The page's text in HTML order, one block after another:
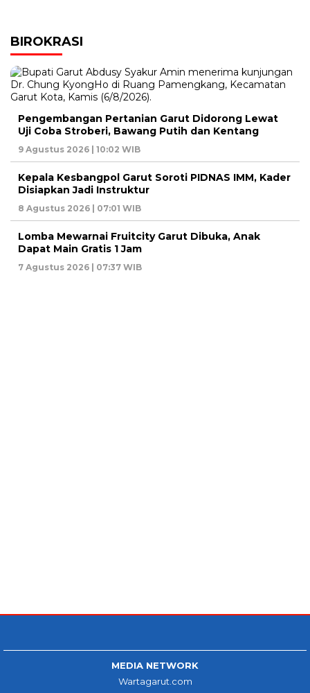
BIROKRASI
Pengembangan Pertanian Garut Didorong Lewat
Uji Coba Stroberi, Bawang Putih dan Kentang
9 Agustus 2026 | 10:02 WIB
Kepala Kesbangpol Garut Soroti PIDNAS IMM, Kader
Disiapkan Jadi Instruktur
8 Agustus 2026 | 07:01 WIB
Lomba Mewarnai Fruitcity Garut Dibuka, Anak
Dapat Main Gratis 1 Jam
7 Agustus 2026 | 07:37 WIB
MEDIA NETWORK
Wartagarut.com